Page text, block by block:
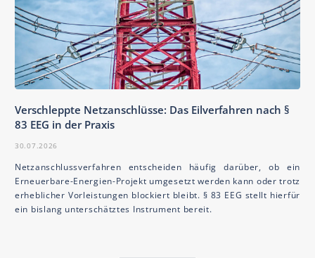
Verschleppte Netzanschlüsse: Das Eilverfahren nach §
83 EEG in der Praxis
30.07.2026
Netzanschlussverfahren entscheiden häufig darüber, ob ein
Erneuerbare-Energien-Projekt umgesetzt werden kann oder trotz
erheblicher Vorleistungen blockiert bleibt. § 83 EEG stellt hierfür
ein bislang unterschätztes Instrument bereit.